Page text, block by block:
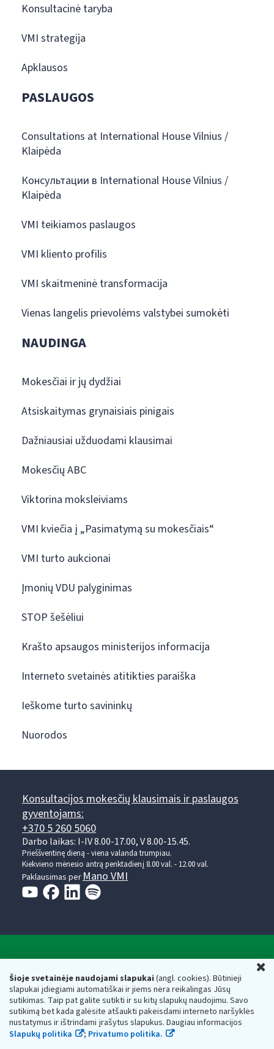
Šioje svetainėje naudojami slapukai(angl. cookies). Būtinieji
slapukai įdiegiami automatiškai ir jiems nėra reikalingas Jūsų
sutikimas. Taip pat galite sutikti ir su kitų slapukų naudojimu. Savo
sutikimą bet kada galėsite atšaukti pakeisdami interneto naršyklės
nustatymus ir ištrindami įrašytus slapukus. Daugiau informacijos
Slapukų politika
; Privatumo politika.
Konsultacinė taryba
VMI strategija
Apklausos
PASLAUGOS
Consultations at International House Vilnius /
Klaipėda
Консультации в International House Vilnius /
Klaipėda
VMI teikiamos paslaugos
VMI kliento profilis
VMI skaitmeninė transformacija
Vienas langelis prievolėms valstybei sumokėti
NAUDINGA
Mokesčiai ir jų dydžiai
Atsiskaitymas grynaisiais pinigais
Dažniausiai užduodami klausimai
Mokesčių ABC
Viktorina moksleiviams
VMI kviečia į „Pasimatymą su mokesčiais“
VMI turto aukcionai
Įmonių VDU palyginimas
STOP šešėliui
Krašto apsaugos ministerijos informacija
Interneto svetainės atitikties paraiška
Ieškome turto savininkų
Nuorodos
Konsultacijos mokesčių klausimais ir paslaugos
gyventojams:
+370 5 260 5060
Darbo laikas: I-IV 8.00-17.00, V 8.00-15.45.
Prieššventinę dieną - viena valanda trumpiau.
Kiekvieno mėnesio antrą penktadienį 8.00 val. - 12.00 val.
Paklausimas per Mano VMI
Respublikos finansų ministerijos
Biudžetinė įstaiga. Juridinio asmens kodas — 188659752,
adresas: Vasario 16-osios g. 14, 01107 Vilnius, Lietuva, el.paštas:
vmi@vmi.lt, E. pristatymo dėžutės adresas 188659752
Duomenys apie Valstybinę mokesčių inspekciją prie Lietuvos
Respublikos finansų ministerijos kaupiami ir saugomi Juridinių